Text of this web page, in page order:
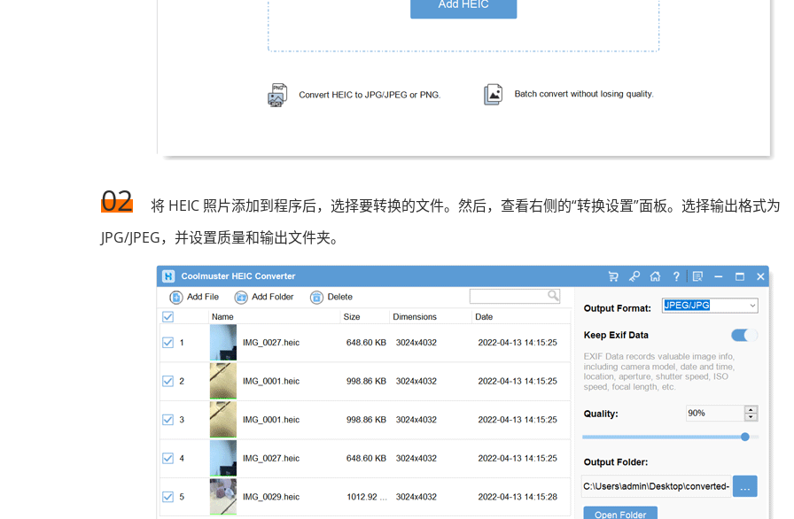
02
将 HEIC 照片添加到程序后，选择要转换的文件。然后，查看右侧的“转换设置”面板。选择输出格式为
JPG/JPEG，并设置质量和输出文件夹。